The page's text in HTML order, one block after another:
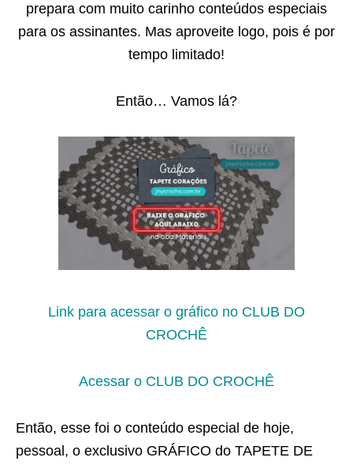
prepara com muito carinho conteúdos especiais
para os assinantes. Mas aproveite logo, pois é por
tempo limitado!
Então… Vamos lá?
Link para acessar o gráfico no CLUB DO
CROCHÊ
Acessar o CLUB DO CROCHÊ
Então, esse foi o conteúdo especial de hoje,
pessoal, o exclusivo GRÁFICO do TAPETE DE